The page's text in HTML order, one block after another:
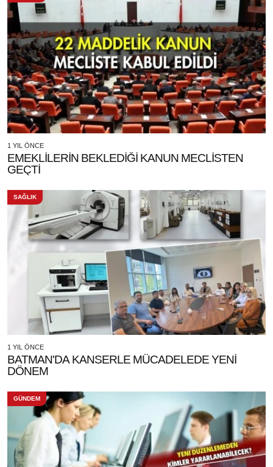
1 YIL ÖNCE
EMEKLİLERİN BEKLEDİĞİ KANUN MECLİSTEN
GEÇTİ
SAĞLIK
1 YIL ÖNCE
BATMAN'DA KANSERLE MÜCADELEDE YENİ
DÖNEM
GÜNDEM